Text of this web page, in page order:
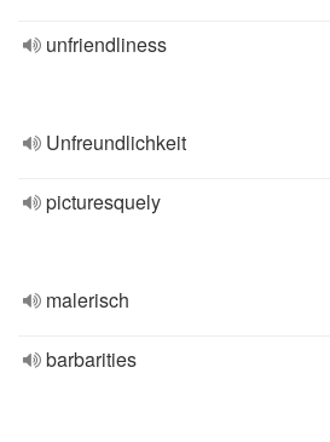
unfriendliness
Unfreundlichkeit
picturesquely
malerisch
barbarities